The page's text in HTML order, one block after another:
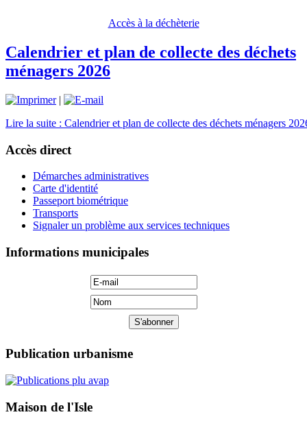
Accès à la déchèterie
Calendrier et plan de collecte des déchets
ménagers 2026
|
Lire la suite : Calendrier et plan de collecte des déchets ménagers
Accès direct
Démarches administratives
Carte d'identité
Passeport biométrique
Transports
Signaler un problème aux services techniques
Informations municipales
Publication urbanisme
Maison de l'Isle